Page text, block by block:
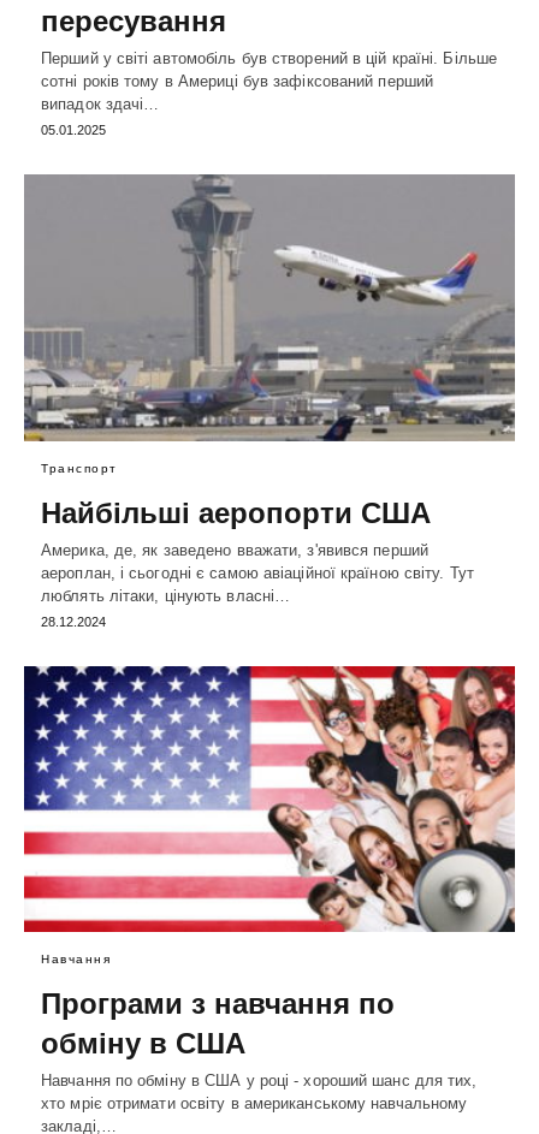
пересування
Перший у світі автомобіль був створений в цій країні. Більше
сотні років тому в Америці був зафіксований перший
випадок здачі…
05.01.2025
Транспорт
Найбільші аеропорти США
Америка, де, як заведено вважати, з'явився перший
аероплан, і сьогодні є самою авіаційної країною світу. Тут
люблять літаки, цінують власні…
28.12.2024
Навчання
Програми з навчання по
обміну в США
Навчання по обміну в США у році - хороший шанс для тих,
хто мріє отримати освіту в американському навчальному
закладі,…